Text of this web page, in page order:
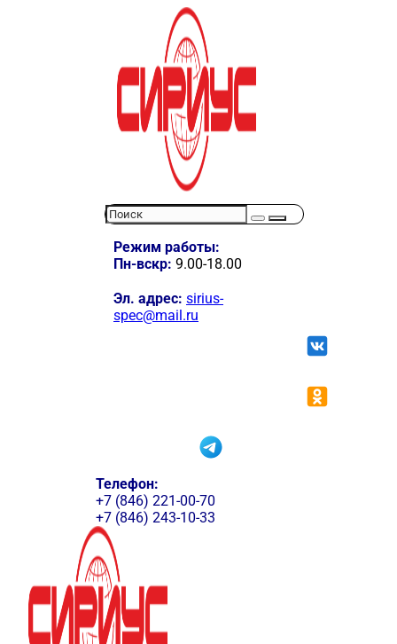
Режим работы:
Пн-вскр: 9.00-18.00
Эл. адрес: sirius-
spec@mail.ru
Телефон:
+7 (846) 221-00-70
+7 (846) 243-10-33